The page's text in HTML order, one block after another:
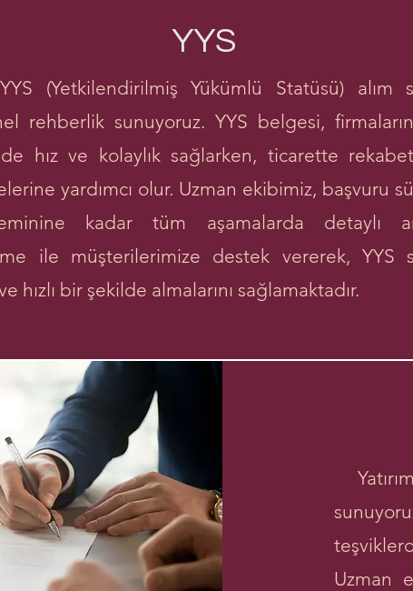
YYS
Yükümlü Statüsü) alım
rehberlik sunuyoruz. YYS belgesi,
hız ve kolaylık sağlarken, ticarette
yardımcı olur. Uzman ekibimiz, başvuru
kadar tüm aşamalarda detaylı
ile müşterilerimize destek vererek, YYS
hızlı bir şekilde almalarını sağlamaktadır.
Uzman